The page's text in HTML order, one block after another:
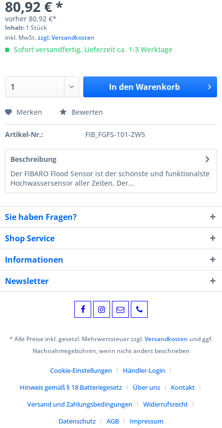
80,92 € *
vorher 80,92 €*
Inhalt: 1 Stück
inkl. MwSt.zzgl. Versandkosten
Sofort versandfertig, Lieferzeit ca. 1-3 Werktage
In den Warenkorb
Merken Bewerten
Artikel-Nr.: FIB_FGFS-101-ZW5
Beschreibung
Der FIBARO Flood Sensor ist der schönste und funktionalste
Hochwassersensor aller Zeiten. Der...
Sie haben Fragen?
Shop Service
Informationen
Newsletter
* Alle Preise inkl. gesetzl. Mehrwertsteuer zzgl.Versandkosten und ggf.
Nachnahmegebühren, wenn nicht anders beschrieben
Cookie-Einstellungen
Händler-Login
Hinweis gemäß § 18 Batteriegesetz
Über uns
Kontakt
Versand und Zahlungsbedingungen
Widerrufsrecht
Datenschutz
AGB Impressum